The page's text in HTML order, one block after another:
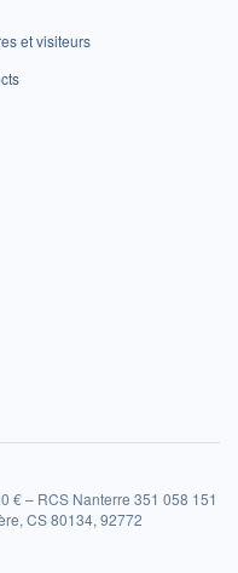
et visiteurs
€ – RCS Nanterre 351 058 151
CS 80134, 92772